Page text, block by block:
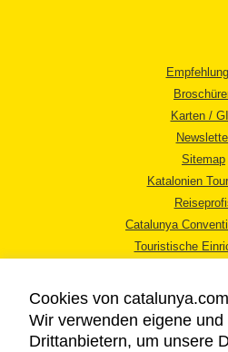
Karten /
Sitemap
Katalonien
Catalunya
Touristische
Cookies von catalunya.com
Wir verwenden eigene und
Drittanbietern, um unsere